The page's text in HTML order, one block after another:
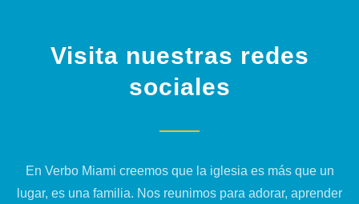
Visita nuestras redes
sociales
En Verbo Miami creemos que la iglesia es más que un
lugar, es una familia. Nos reunimos para adorar, aprender